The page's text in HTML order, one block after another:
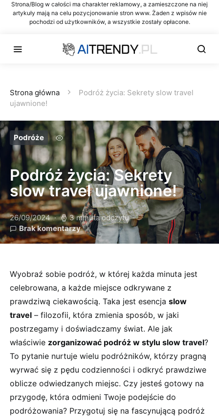
Strona/Blog w całości ma charakter reklamowy, a zamieszczone na niej
artykuły mają na celu pozycjonowanie stron www. Żaden z wpisów nie
pochodzi od użytkowników, a wszystkie zostały opłacone.
Strona główna
Podróż życia: Sekrety slow travel
ujawnione!
Podróże
Podróż życia: Sekrety
slow travel ujawnione!
26/09/2024
3 minuta odczytu
Brak komentarzy
Wyobraź sobie podróż, w której każda minuta jest
celebrowana, a każde miejsce odkrywane z
prawdziwą ciekawością. Taka jest esencja slow
travel – filozofii, która zmienia sposób, w jaki
postrzegamy i doświadczamy świat. Ale jak
właściwie zorganizować podróż w stylu slow travel?
To pytanie nurtuje wielu podróżników, którzy pragną
wyrwać się z pędu codzienności i odkryć prawdziwe
oblicze odwiedzanych miejsc. Czy jesteś gotowy na
przygodę, która odmieni Twoje podejście do
podróżowania? Przygotuj się na fascynującą podróż